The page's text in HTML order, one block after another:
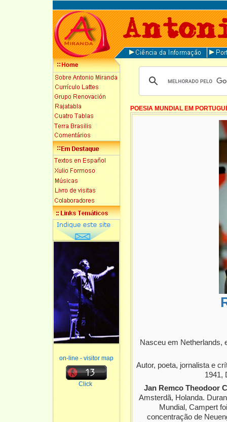
on-line - visitor map
Click
POESIA MUNDIAL EM
Nasceu em Netherlands,
Autor, poeta, jornalista e
1941,
Jan Remco Theodoor
Amsterdã, Holanda.
Mundial, Campert
concentração de